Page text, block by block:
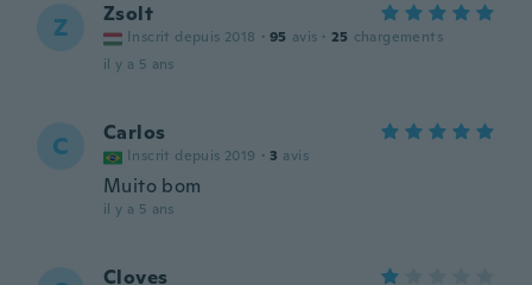
Z Zsolt
Inscrit depuis 2018 · 95 avis · 25 chargements
il y a 5 ans
C Carlos
Inscrit depuis 2019 · 3 avis
Muito bom
il y a 5 ans
Cloves